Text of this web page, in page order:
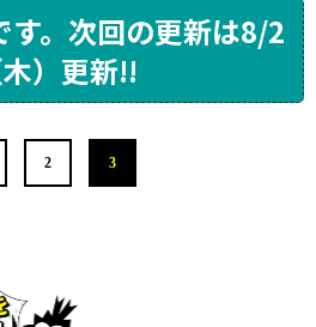
す。次回の更新は8/2
）更新!!
2 3